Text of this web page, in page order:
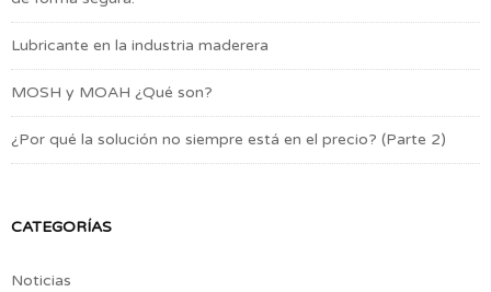
Lubricante en la industria maderera
MOSH y MOAH ¿Qué son?
¿Por qué la solución no siempre está en el precio? (Parte 2)
CATEGORÍAS
Noticias